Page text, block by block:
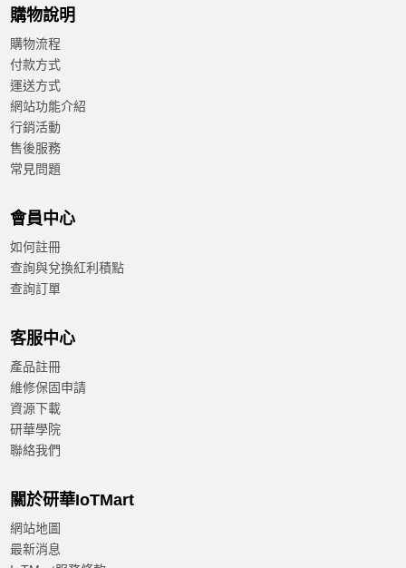
購物說明
購物流程
付款方式
運送方式
網站功能介紹
行銷活動
售後服務
常見問題
會員中心
如何註冊
查詢與兌換紅利積點
查詢訂單
客服中心
產品註冊
維修保固申請
資源下載
研華學院
聯絡我們
關於研華IoTMart
網站地圖
最新消息